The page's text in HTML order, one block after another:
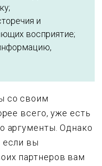
и
восприятие;
со своим
всего, уже есть
аргументы. Однако
если вы
партнеров вам